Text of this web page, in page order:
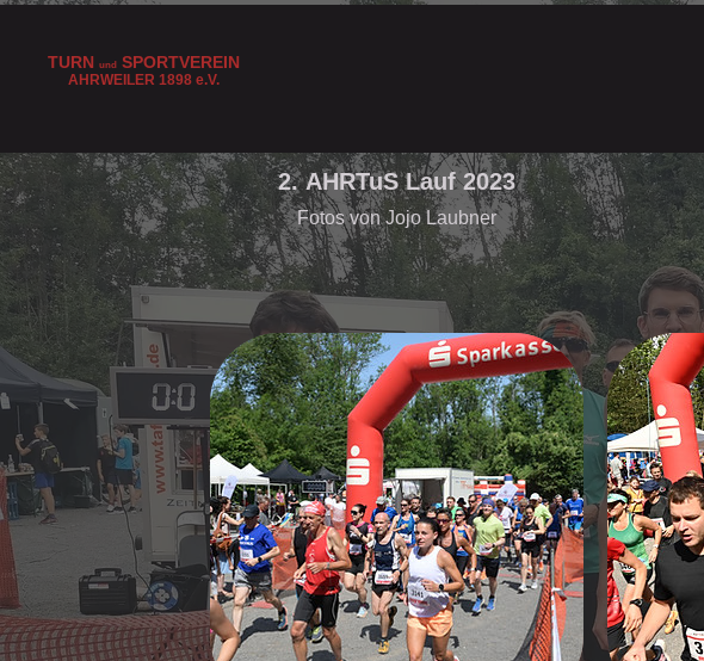
TURN undSPORTVEREIN
AHRWEILER 1898 e.V.
2. AHRTuS Lauf 2023
Fotos von Jojo Laubner